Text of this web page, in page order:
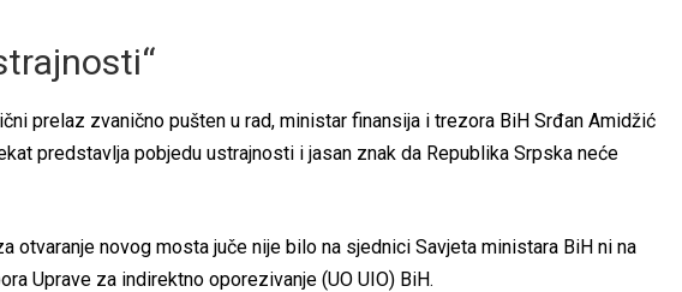
prelaz zvanično pušten u rad, ministar finansija i trezora BiH Srđan Amidžić
predstavlja pobjedu ustrajnosti i jasan znak da Republika Srpska neće
otvaranje novog mosta juče nije bilo na sjednici Savjeta ministara BiH ni na
Uprave za indirektno oporezivanje (UO UIO) BiH.